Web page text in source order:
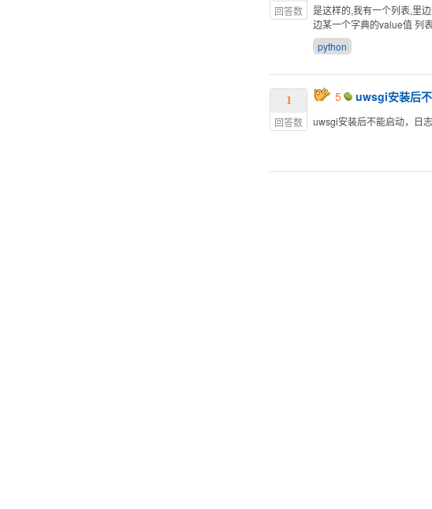
回答数
是这样的,我有一个列表,里
边某一个字典的value值 列
python
1
回答数
5 uwsgi安装后
uwsgi安装后不能启动，日